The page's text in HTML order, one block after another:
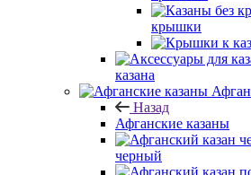
крышки
казана
Назад
Афганские казаны
черный